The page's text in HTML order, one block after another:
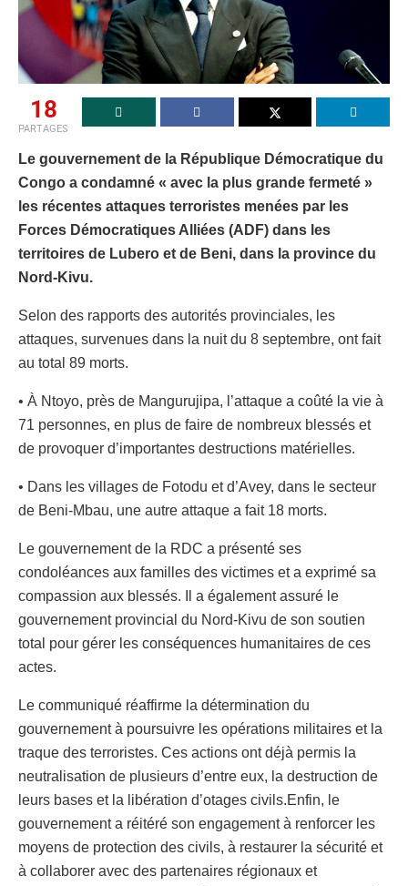
18
PARTAGES
Le gouvernement de la République Démocratique du
Congo a condamné « avec la plus grande fermeté »
les récentes attaques terroristes menées par les
Forces Démocratiques Alliées (ADF) dans les
territoires de Lubero et de Beni, dans la province du
Nord-Kivu.
Selon des rapports des autorités provinciales, les
attaques, survenues dans la nuit du 8 septembre, ont fait
au total 89 morts.
• À Ntoyo, près de Mangurujipa, l’attaque a coûté la vie à
71 personnes, en plus de faire de nombreux blessés et
de provoquer d’importantes destructions matérielles.
• Dans les villages de Fotodu et d’Avey, dans le secteur
de Beni-Mbau, une autre attaque a fait 18 morts.
Le gouvernement de la RDC a présenté ses
condoléances aux familles des victimes et a exprimé sa
compassion aux blessés. Il a également assuré le
gouvernement provincial du Nord-Kivu de son soutien
total pour gérer les conséquences humanitaires de ces
actes.
Le communiqué réaffirme la détermination du
gouvernement à poursuivre les opérations militaires et la
traque des terroristes. Ces actions ont déjà permis la
neutralisation de plusieurs d’entre eux, la destruction de
leurs bases et la libération d’otages civils.Enfin, le
gouvernement a réitéré son engagement à renforcer les
moyens de protection des civils, à restaurer la sécurité et
à collaborer avec des partenaires régionaux et